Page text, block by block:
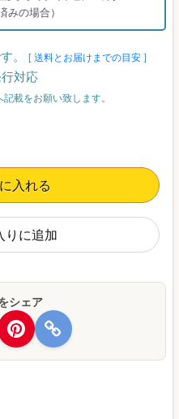
みの場合）
。 [ 送料とお届けまでの目安 ]
対応
載をお願い致します。
入れる
りに追加
シェア